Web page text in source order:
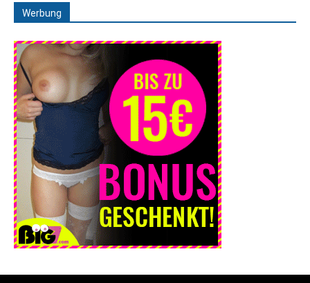
Werbung